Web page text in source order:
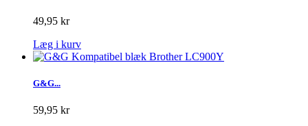
49,95 kr
Læg i kurv
G&G...
59,95 kr